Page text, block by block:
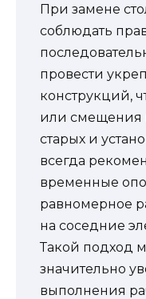
При замене
соблюдать
провести
конструкций,
или смещения
старых и
всегда
временные
равномерное
на соседние
Такой подход
значительно
выполнения